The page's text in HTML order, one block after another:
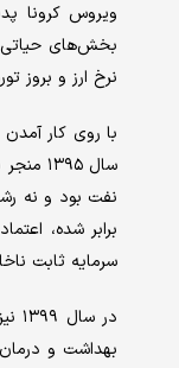
ویروس کرونا
بخش‌های حیاتی
نرخ ارز و بروز تورم
سرمایه ثابت
در
بهداشت و